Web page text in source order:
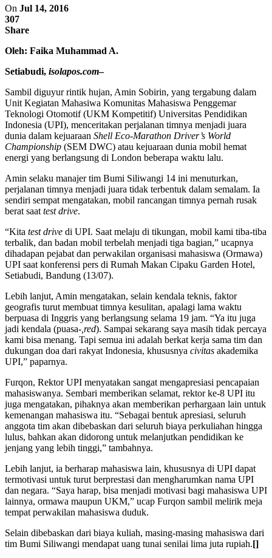
On Jul 14, 2016
307
Share
Oleh: Faika Muhammad A.
Setiabudi, isolapos.com–
Sambil diguyur rintik hujan, Amin Sobirin, yang tergabung dalam
Unit Kegiatan Mahasiwa Komunitas Mahasiswa Penggemar
Teknologi Otomotif (UKM Kompetitif) Universitas Pendidikan
Indonesia (UPI), menceritakan perjalanan timnya menjadi juara
dunia dalam kejuaraan Shell Eco-Marathon Driver’s World
Championship (SEM DWC) atau kejuaraan dunia mobil hemat
energi yang berlangsung di London beberapa waktu lalu.
Amin selaku manajer tim Bumi Siliwangi 14 ini menuturkan,
perjalanan timnya menjadi juara tidak terbentuk dalam semalam. Ia
sendiri sempat mengatakan, mobil rancangan timnya pernah rusak
berat saat test drive.
“Kita test drive di UPI. Saat melaju di tikungan, mobil kami tiba-tiba
terbalik, dan badan mobil terbelah menjadi tiga bagian,” ucapnya
dihadapan pejabat dan perwakilan organisasi mahasiswa (Ormawa)
UPI saat konferensi pers di Rumah Makan Cipaku Garden Hotel,
Setiabudi, Bandung (13/07).
Lebih lanjut, Amin mengatakan, selain kendala teknis, faktor
geografis turut membuat timnya kesulitan, apalagi lama waktu
berpuasa di Inggris yang berlangsung selama 19 jam. “Ya itu juga
jadi kendala (puasa-,red). Sampai sekarang saya masih tidak percaya
kami bisa menang. Tapi semua ini adalah berkat kerja sama tim dan
dukungan doa dari rakyat Indonesia, khususnya civitas akademika
UPI,” paparnya.
Furqon, Rektor UPI menyatakan sangat mengapresiasi pencapaian
mahasiswanya. Sembari memberikan selamat, rektor ke-8 UPI itu
juga mengatakan, pihaknya akan memberikan perhargaan lain untuk
kemenangan mahasiswa itu. “Sebagai bentuk apresiasi, seluruh
anggota tim akan dibebaskan dari seluruh biaya perkuliahan hingga
lulus, bahkan akan didorong untuk melanjutkan pendidikan ke
jenjang yang lebih tinggi,” tambahnya.
Lebih lanjut, ia berharap mahasiswa lain, khususnya di UPI dapat
termotivasi untuk turut berprestasi dan mengharumkan nama UPI
dan negara. “Saya harap, bisa menjadi motivasi bagi mahasiswa UPI
lainnya, ormawa maupun UKM,” ucap Furqon sambil melirik meja
tempat perwakilan mahasiswa duduk.
Selain dibebaskan dari biaya kuliah, masing-masing mahasiswa dari
tim Bumi Siliwangi mendapat uang tunai senilai lima juta rupiah.[]